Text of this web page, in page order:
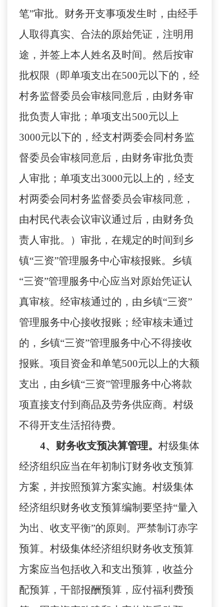
笔”审批。财务开支事项发生时，由经手
人取得真实、合法的原始凭证，注明用
途，并签上本人姓名及时间。然后按审
批权限（即单项支出在500元以下的，经
村务监督委员会审核同意后，由财务审
批负责人审批；单项支出500元以上
3000元以下的，经支村两委会同村务监
督委员会审核同意后，由财务审批负责
人审批；单项支出3000元以上的，经支
村两委会同村务监督委员会审核同意，
由村民代表会议审议通过后，由财务负
责人审批。）审批，在规定的时间到乡
镇“三资”管理服务中心审核报账。乡镇
“三资”管理服务中心应当对原始凭证认
真审核。经审核通过的，由乡镇“三资”
管理服务中心接收报账；经审核未通过
的，乡镇“三资”管理服务中心不得接收
报账。项目资金和单笔500元以上的大额
支出，由乡镇“三资”管理服务中心将款
项直接支付到商品及劳务供应商。村级
不得开支生活招待费。
4、财务收支预决算管理。 村级集体
经济组织应当在年初制订财务收支预算
方案，并按照预算方案实施。村级集体
经济组织财务收支预算编制要坚持“量入
为出、收支平衡”的原则。严禁制订赤字
预算。村级集体经济组织财务收支预算
方案应当包括收入和支出预算，收益分
配预算，干部报酬预算，应付福利费预